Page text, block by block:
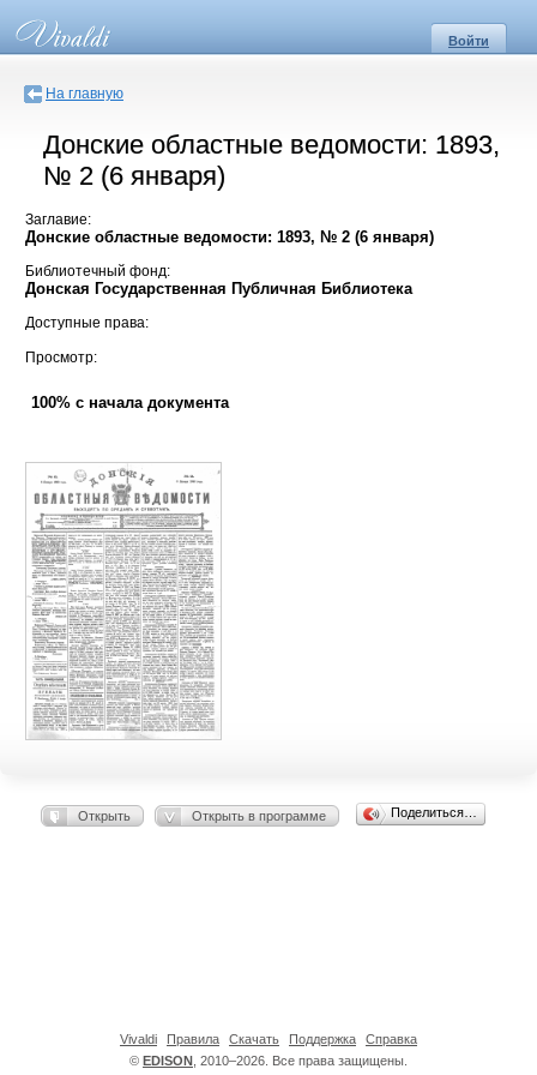
Войти
На главную
Донские областные ведомости: 1893,
№ 2 (6 января)
Заглавие:
Донские областные ведомости: 1893, № 2 (6 января)
Библиотечный фонд:
Донская Государственная Публичная Библиотека
Доступные права:
Просмотр:
100% с начала документа
Открыть Открыть в программе Поделиться…
© EDISON , 2010–2026. Все права защищены.
Vivaldi Правила Скачать Поддержка Справка